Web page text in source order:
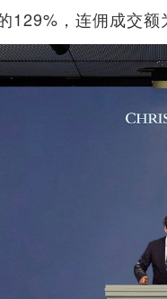
129%，连佣成交额